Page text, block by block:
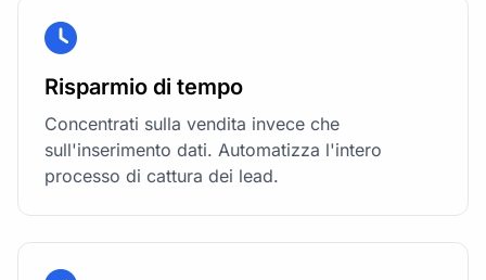
Risparmio di tempo
Concentrati sulla vendita invece che
sull'inserimento dati. Automatizza l'intero
processo di cattura dei lead.